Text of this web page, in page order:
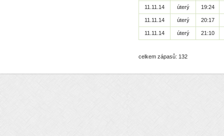
11.11.14 úterý 19:24
11.11.14 úterý 20:17
11.11.14 úterý 21:10
celkem zápasů: 132